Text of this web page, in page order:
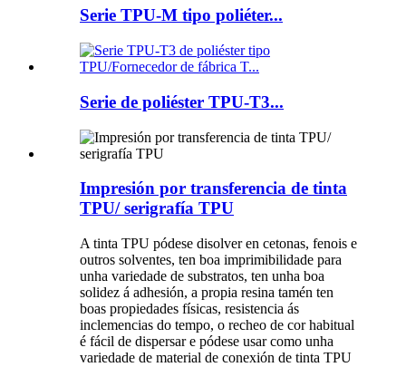
Serie TPU-M tipo poliéter...
Serie de poliéster TPU-T3...
Impresión por transferencia de tinta
TPU/ serigrafía TPU
A tinta TPU pódese disolver en cetonas, fenois e
outros solventes, ten boa imprimibilidade para
unha variedade de substratos, ten unha boa
solidez á adhesión, a propia resina tamén ten
boas propiedades físicas, resistencia ás
inclemencias do tempo, o recheo de cor habitual
é fácil de dispersar e pódese usar como unha
variedade de material de conexión de tinta TPU